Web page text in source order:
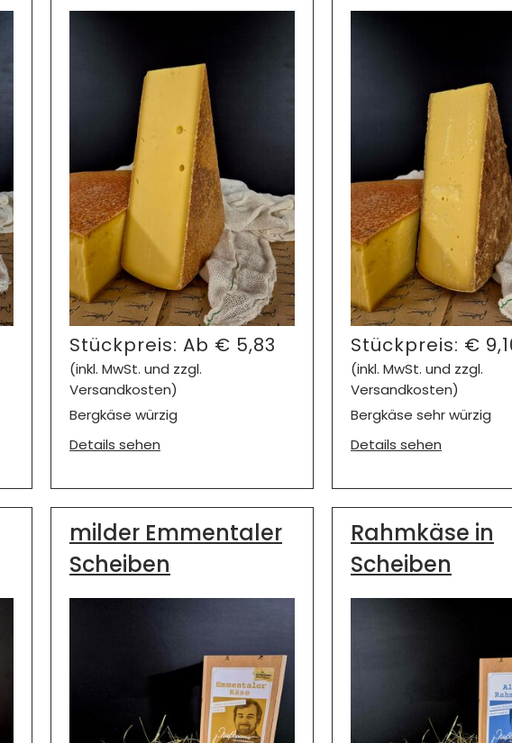
Stückpreis: Ab € 5,83
(inkl. MwSt. und zzgl.
Versandkosten)
Bergkäse würzig
Details sehen
Stückpreis: €
(inkl. MwSt. und zzgl.
Versandkosten)
Bergkäse sehr würzig
Details sehen
milder Emmentaler
Scheiben
Rahmkäse in
Scheiben